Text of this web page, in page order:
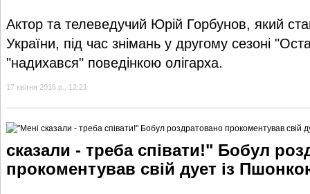
Актор та телеведучий Юрій Горбунов, який
України, під час знімань у другому сезоні
"надихався" поведінкою олігарха.
17 квітня 2016 р., 12:21
сказали - треба співати!" Бобул
прокоментував свій дует із